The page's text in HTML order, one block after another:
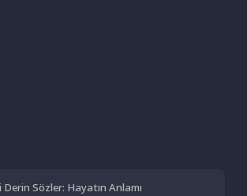
Sözler: Hayatın Anlamı